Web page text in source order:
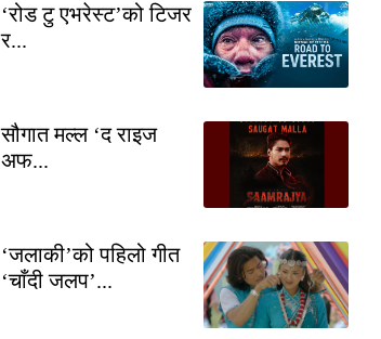
‘रोड टु एभरेस्ट’को टिजर
र...
सौगात मल्ल ‘द राइज
अफ...
‘जलाकी’को पहिलो गीत
‘चाँदी जलप’...